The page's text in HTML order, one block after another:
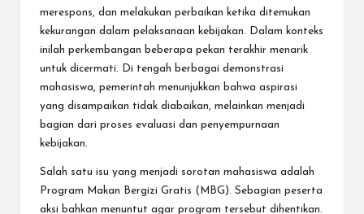
merespons, dan melakukan perbaikan ketika ditemukan
kekurangan dalam pelaksanaan kebijakan. Dalam konteks
inilah perkembangan beberapa pekan terakhir menarik
untuk dicermati. Di tengah berbagai demonstrasi
mahasiswa, pemerintah menunjukkan bahwa aspirasi
yang disampaikan tidak diabaikan, melainkan menjadi
bagian dari proses evaluasi dan penyempurnaan
kebijakan.
Salah satu isu yang menjadi sorotan mahasiswa adalah
Program Makan Bergizi Gratis (MBG). Sebagian peserta
aksi bahkan menuntut agar program tersebut dihentikan.